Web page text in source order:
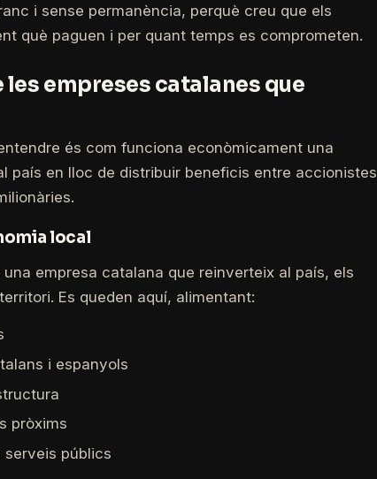
i sense permanència, perquè creu que els
què paguen i per quant temps es comprometen.
empreses catalanes que
és com funciona econòmicament una
país en lloc de distribuir beneficis entre accionistes
local
empresa catalana que reinverteix al país, els
Es queden aquí, alimentant:
i espanyols
pròxims
serveis públics